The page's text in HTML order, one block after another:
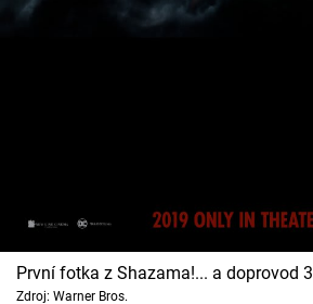
První fotka z Shazama!... a doprovod 3
Zdroj: Warner Bros.